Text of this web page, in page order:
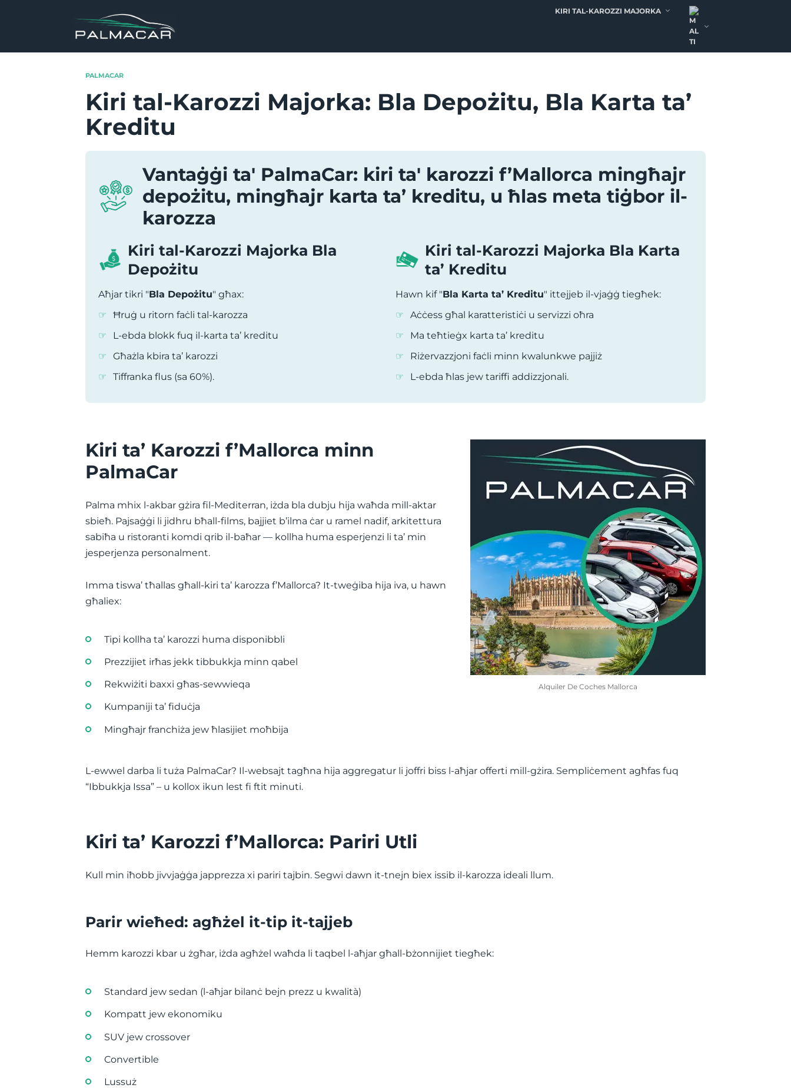
KIRI TAL-KAROZZI MAJORKA
PALMACAR
Kiri tal-Karozzi Majorka: Bla Depożitu, Bla Karta ta’
Kreditu
Vantaġġi ta' PalmaCar: kiri ta' karozzi f’Mallorca mingħajr
depożitu, mingħajr karta ta’ kreditu, u ħlas meta tiġbor il-
karozza
Kiri tal-Karozzi Majorka Bla
Depożitu
Aħjar tikri "Bla Depożitu" għax:
Ħruġ u ritorn faċli tal-karozza
L-ebda blokk fuq il-karta ta’ kreditu
Għażla kbira ta’ karozzi
Tiffranka flus (sa 60%).
Kiri tal-Karozzi Majorka Bla Karta
ta’ Kreditu
Hawn kif "Bla Karta ta’ Kreditu" ittejjeb il-vjaġġ tiegħek:
Aċċess għal karatteristiċi u servizzi oħra
Ma teħtieġx karta ta’ kreditu
Riżervazzjoni faċli minn kwalunkwe pajjiż
L-ebda ħlas jew tariffi addizzjonali.
Alquiler De Coches Mallorca
Kiri ta’ Karozzi f’Mallorca minn
PalmaCar
Palma mhix l-akbar gżira fil-Mediterran, iżda bla dubju hija waħda mill-aktar
sbieħ. Pajsaġġi li jidhru bħall-films, bajjiet b’ilma ċar u ramel nadif, arkitettura
sabiħa u ristoranti komdi qrib il-baħar — kollha huma esperjenzi li ta’ min
jesperjenza personalment.
Imma tiswa’ tħallas għall-kiri ta’ karozza f’Mallorca? It-tweġiba hija iva, u hawn
għaliex:
Tipi kollha ta’ karozzi huma disponibbli
Prezzijiet irħas jekk tibbukkja minn qabel
Rekwiżiti baxxi għas-sewwieqa
Kumpaniji ta’ fiduċja
Mingħajr franchiża jew ħlasijiet moħbija
L-ewwel darba li tuża PalmaCar? Il-websajt tagħna hija aggregatur li joffri biss l-aħjar offerti mill-gżira. Sempliċement agħfas fuq
“Ibbukkja Issa” – u kollox ikun lest fi ftit minuti.
Kiri ta’ Karozzi f’Mallorca: Pariri Utli
Kull min iħobb jivvjaġġa japprezza xi pariri tajbin. Segwi dawn it-tnejn biex issib il-karozza ideali llum.
Parir wieħed: agħżel it-tip it-tajjeb
Hemm karozzi kbar u żgħar, iżda agħżel waħda li taqbel l-aħjar għall-bżonnijiet tiegħek:
Standard jew sedan (l-aħjar bilanċ bejn prezz u kwalità)
Kompatt jew ekonomiku
SUV jew crossover
Convertible
Lussuż